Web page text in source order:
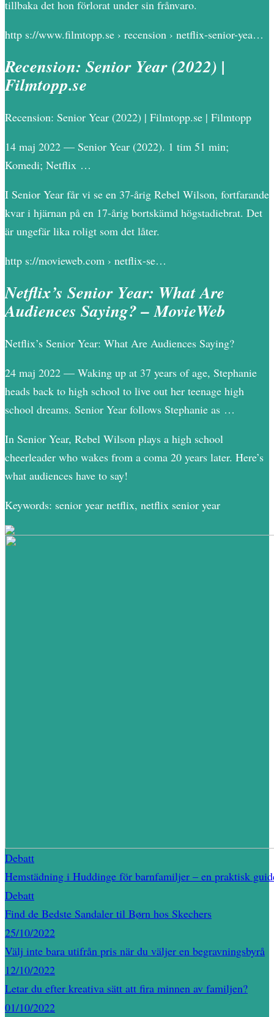
tillbaka det hon förlorat under sin frånvaro.
http s://www.filmtopp.se › recension › netflix-senior-yea…
Recension: Senior Year (2022) |
Filmtopp.se
Recension: Senior Year (2022) | Filmtopp.se | Filmtopp
14 maj 2022 — Senior Year (2022). 1 tim 51 min;
Komedi; Netflix …
I Senior Year får vi se en 37-årig Rebel Wilson, fortfarande
kvar i hjärnan på en 17-årig bortskämd högstadiebrat. Det
är ungefär lika roligt som det låter.
http s://movieweb.com › netflix-se…
Netflix’s Senior Year: What Are
Audiences Saying? – MovieWeb
Netflix’s Senior Year: What Are Audiences Saying?
24 maj 2022 — Waking up at 37 years of age, Stephanie
heads back to high school to live out her teenage high
school dreams. Senior Year follows Stephanie as …
In Senior Year, Rebel Wilson plays a high school
cheerleader who wakes from a coma 20 years later. Here’s
what audiences have to say!
Keywords: senior year netflix, netflix senior year
Debatt
Hemstädning i Huddinge för barnfamiljer – en praktisk
Debatt
Find de Bedste Sandaler til Børn hos Skechers
25/10/2022
Välj inte bara utifrån pris när du väljer en begravningsbyrå
12/10/2022
Letar du efter kreativa sätt att fira minnen av familjen?
01/10/2022